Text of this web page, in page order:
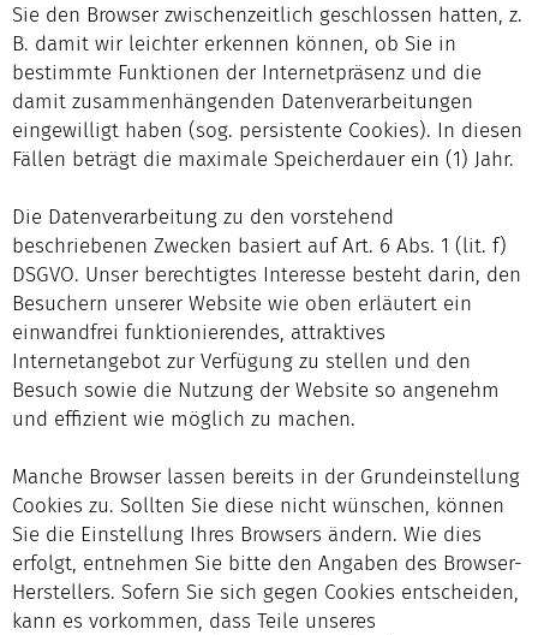
Sie den Browser zwischenzeitlich geschlossen hatten, z.
B. damit wir leichter erkennen können, ob Sie in
bestimmte Funktionen der Internetpräsenz und die
damit zusammenhängenden Datenverarbeitungen
eingewilligt haben (sog. persistente Cookies). In diesen
Fällen beträgt die maximale Speicherdauer ein (1) Jahr.
Die Datenverarbeitung zu den vorstehend
beschriebenen Zwecken basiert auf Art. 6 Abs. 1 (lit. f)
DSGVO. Unser berechtigtes Interesse besteht darin, den
Besuchern unserer Website wie oben erläutert ein
einwandfrei funktionierendes, attraktives
Internetangebot zur Verfügung zu stellen und den
Besuch sowie die Nutzung der Website so angenehm
und effizient wie möglich zu machen.
Manche Browser lassen bereits in der Grundeinstellung
Cookies zu. Sollten Sie diese nicht wünschen, können
Sie die Einstellung Ihres Browsers ändern. Wie dies
erfolgt, entnehmen Sie bitte den Angaben des Browser-
Herstellers. Sofern Sie sich gegen Cookies entscheiden,
kann es vorkommen, dass Teile unseres